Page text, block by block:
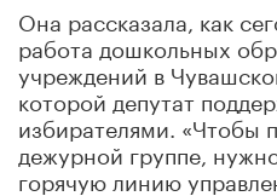
Она рассказала, как
работа дошкольных
учреждений в
которой депутат
избирателями. «Чтобы
дежурной группе,
горячую линию